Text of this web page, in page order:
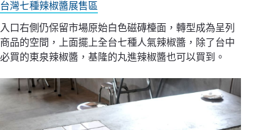
台灣七種辣椒醬展售區
入口右側仍保留市場原始白色磁磚檯面，轉型成為呈列
商品的空間，上面擺上全台七種人氣辣椒醬，除了台中
必買的東泉辣椒醬，基隆的丸進辣椒醬也可以買到。